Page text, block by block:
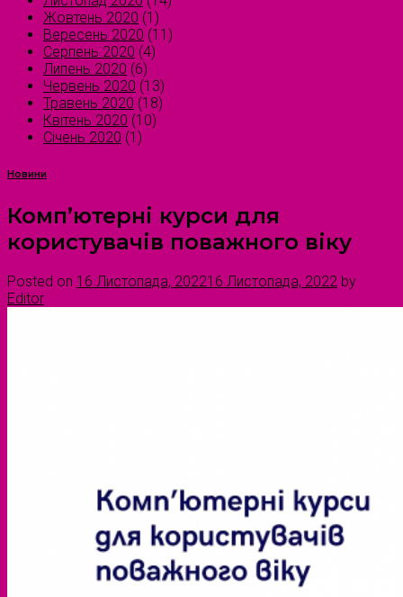
Жовтень 2020 (1)
Вересень 2020 (11)
Серпень 2020 (4)
Липень 2020 (6)
Червень 2020 (13)
Травень 2020 (18)
Квітень 2020 (10)
Січень 2020 (1)
Новини
Комп’ютерні курси для
користувачів поважного віку
Posted on 16 Листопада, 202216 Листопада, 2022 by
Editor